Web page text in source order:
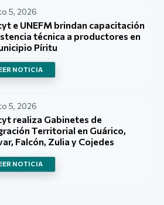
5, 2026
e UNEFM brindan capacitación
técnica a productores en
Píritu
NOTICIA
5, 2026
realiza Gabinetes de
Territorial en Guárico,
Falcón, Zulia y Cojedes
NOTICIA